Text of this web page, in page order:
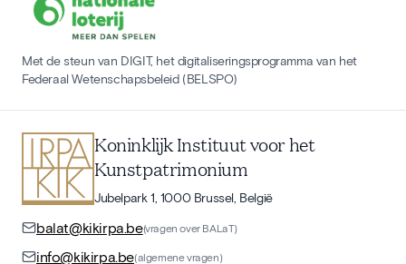
Met de steun van DIGIT, het digitaliseringsprogramma van het
Federaal Wetenschapsbeleid (BELSPO)
Koninklijk Instituut voor het
Kunstpatrimonium
Jubelpark 1, 1000 Brussel, België
balat@kikirpa.be(vragen over BALaT)
info@kikirpa.be(algemene vragen)